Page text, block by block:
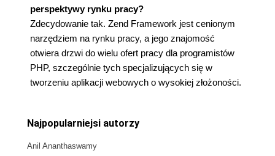
perspektywy rynku pracy?
Zdecydowanie tak. Zend Framework jest cenionym
narzędziem na rynku pracy, a jego znajomość
otwiera drzwi do wielu ofert pracy dla programistów
PHP, szczególnie tych specjalizujących się w
tworzeniu aplikacji webowych o wysokiej złożoności.
Najpopularniejsi autorzy
Anil Ananthaswamy